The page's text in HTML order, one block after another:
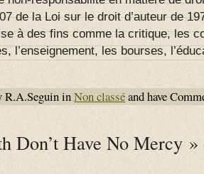
de la Loi sur le droit d’auteur de
à des fins comme la critique, les
l’enseignement, les bourses,
R.A.Seguin inNon classéand have
Don’t Have No Mercy